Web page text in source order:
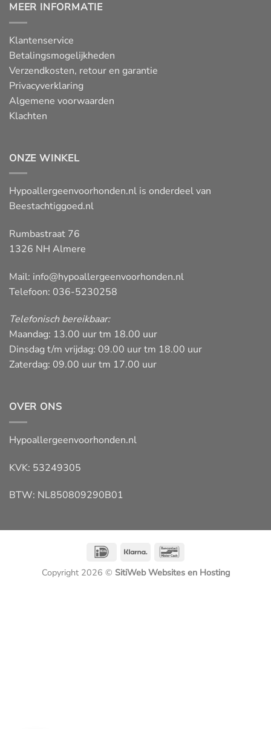
MEER INFORMATIE
Klantenservice
Betalingsmogelijkheden
Verzendkosten, retour en garantie
Privacyverklaring
Algemene voorwaarden
Klachten
ONZE WINKEL
Hypoallergeenvoorhonden.nl is onderdeel van
Beestachtiggoed.nl
Rumbastraat 76
1326 NH Almere
Mail: info@hypoallergeenvoorhonden.nl
Telefoon: 036-5230258
Telefonisch bereikbaar:
Maandag: 13.00 uur tm 18.00 uur
Dinsdag t/m vrijdag: 09.00 uur tm 18.00 uur
Zaterdag: 09.00 uur tm 17.00 uur
OVER ONS
Hypoallergeenvoorhonden.nl
KVK: 53249305
BTW: NL850809290B01
IDeal Klarna
Copyright 2026 © SitiWeb Websites en Hosting